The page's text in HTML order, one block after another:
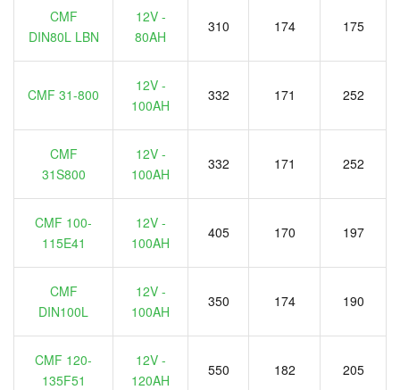
CMF
DIN80L LBN
12V -
80AH
310 174 175
CMF 31-800
12V -
100AH
332 171 252
CMF
31S800
12V -
100AH
332 171 252
CMF 100-
115E41
12V -
100AH
405 170 197
CMF
DIN100L
12V -
100AH
350 174 190
CMF 120-
135F51
12V -
120AH
550 182 205